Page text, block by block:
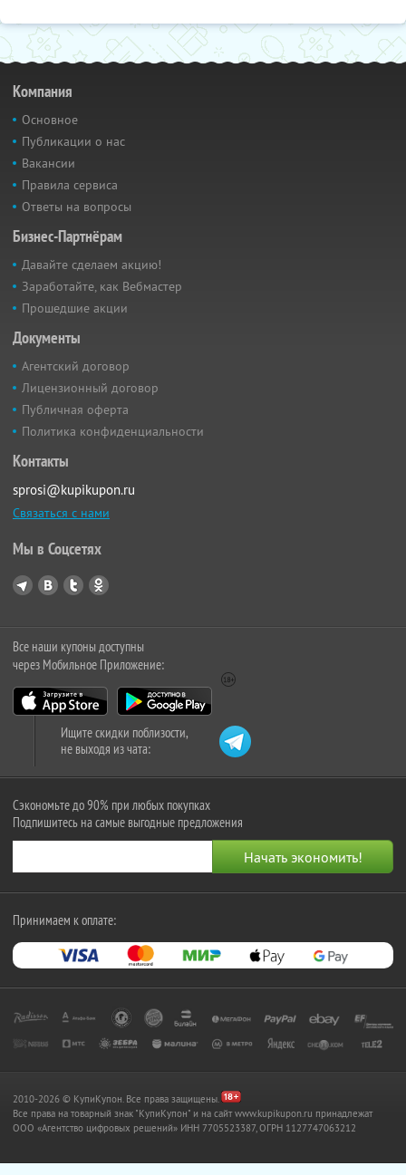
Компания
Основное
Публикации о нас
Вакансии
Правила сервиса
Ответы на вопросы
Бизнес-Партнёрам
Давайте сделаем акцию!
Заработайте, как Вебмастер
Прошедшие акции
Документы
Агентский договор
Лицензионный договор
Публичная оферта
Политика конфиденциальности
Контакты
sprosi@kupikupon.ru
Связаться с нами
Мы в Соцсетях
Все наши купоны доступны
через Мобильное Приложение:
Ищите скидки поблизости,
не выходя из чата:
Сэкономьте до 90% при любых покупках
Подпишитесь на самые выгодные предложения
Принимаем к оплате:
2010-2026 © КупиКупон. Все права защищены.
Все права на товарный знак "КупиКупон" и на сайт www.kupikupon.ru принадлежат
OOO «Агентство цифровых решений» ИНН 7705523387, ОГРН 1127747063212